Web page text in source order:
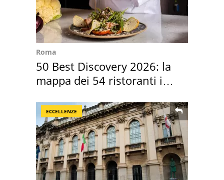
Roma
50 Best Discovery 2026: la
mappa dei 54 ristoranti in
ECCELLENZE